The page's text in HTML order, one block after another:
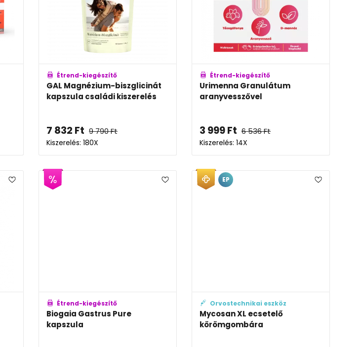
Étrend-kiegészítő
GAL Magnézium-biszglicinát
kapszula családi kiszerelés
7 832 Ft 9 790Ft
Kiszerelés: 180X
Étrend-kiegészítő
Urimenna Granulátum
aranyvesszővel
3 999Ft 6 536Ft
Kiszerelés: 14X
Étrend-kiegészítő
Biogaia Gastrus Pure
kapszula
Orvostechnikai eszköz
Mycosan XL ecsetelő
körömgombára
EP